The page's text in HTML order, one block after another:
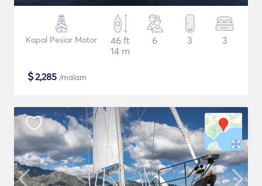
Kapal Pesiar Motor
46 ft
14 m
6 3 3
$2,285 /malam